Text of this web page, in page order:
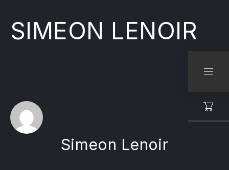
SIMEON LENOIR
Simeon Lenoir